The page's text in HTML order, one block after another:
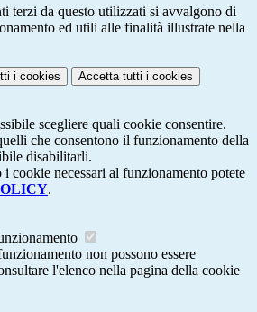
terzi da questo utilizzati si avvalgono di
ed utili alle finalità illustrate nella
i cookies Accetta tutti i cookies
scegliere quali cookie consentire.
che consentono il funzionamento della
disabilitarli.
i cookie necessari al funzionamento potete
.
non possono essere
l'elenco nella pagina della cookie